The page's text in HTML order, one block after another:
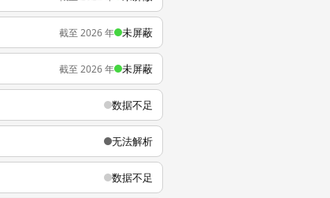
截至 2026 年 未屏蔽
截至 2026 年 未屏蔽
数据不足
无法解析
数据不足